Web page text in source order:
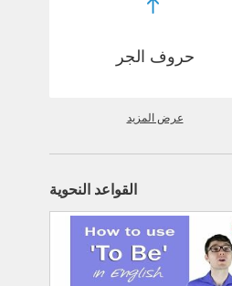
حروف الجر
عرض المزيد
القواعد النحوية